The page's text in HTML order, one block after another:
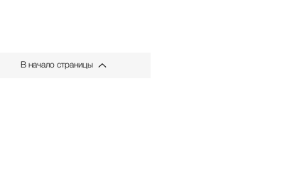
В начало страницы